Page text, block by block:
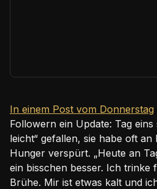
In einem Post vom Donnerstag
Followern ein Update: Tag
leicht“ gefallen, sie habe oft an
Hunger verspürt. „Heute an
ein bisschen besser. Ich trinke
Brühe. Mir ist etwas kalt und